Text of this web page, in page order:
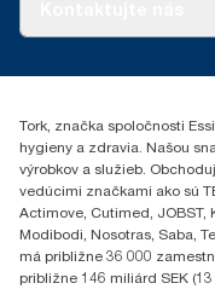
Essity Slovakia
049 12 Gemerská
Tork, značka spoločnosti
hygieny a zdravia. Našou
výrobkov a služieb.
vedúcimi značkami ako sú
Actimove, Cutimed, JOBST,
Modibodi, Nosotras, Saba,
má približne 36 000
približne 146 miliárd SEK